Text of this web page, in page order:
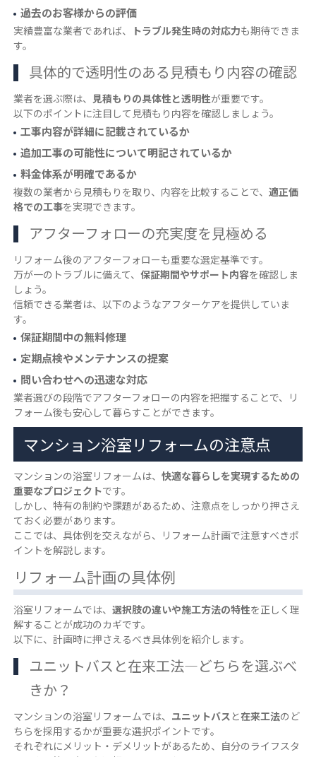
過去のお客様からの評価
実績豊富な業者であれば、 トラブル発生時の対応力も期待できま
す。
具体的で透明性のある見積もり内容の確認
業者を選ぶ際は、 見積もりの具体性と透明性が重要です。
以下のポイントに注目して見積もり内容を確認しましょう。
工事内容が詳細に記載されているか
追加工事の可能性について明記されているか
料金体系が明確であるか
複数の業者から見積もりを取り、内容を比較することで、 適正価
格での工事を実現できます。
アフターフォローの充実度を見極める
リフォーム後のアフターフォローも重要な選定基準です。
万が一のトラブルに備えて、 保証期間やサポート内容を確認しま
しょう。
信頼できる業者は、以下のようなアフターケアを提供していま
す。
保証期間中の無料修理
定期点検やメンテナンスの提案
問い合わせへの迅速な対応
業者選びの段階でアフターフォローの内容を把握することで、リ
フォーム後も安心して暮らすことができます。
マンション浴室リフォームの注意点
マンションの浴室リフォームは、 快適な暮らしを実現するための
重要なプロジェクトです。
しかし、特有の制約や課題があるため、注意点をしっかり押さえ
ておく必要があります。
ここでは、具体例を交えながら、リフォーム計画で注意すべきポ
イントを解説します。
リフォーム計画の具体例
浴室リフォームでは、 選択肢の違いや施工方法の特性を正しく理
解することが成功のカギです。
以下に、計画時に押さえるべき具体例を紹介します。
ユニットバスと在来工法―どちらを選ぶべ
きか？
マンションの浴室リフォームでは、 ユニットバス と在来工法のど
ちらを採用するかが重要な選択ポイントです。
それぞれにメリット・デメリットがあるため、自分のライフスタ